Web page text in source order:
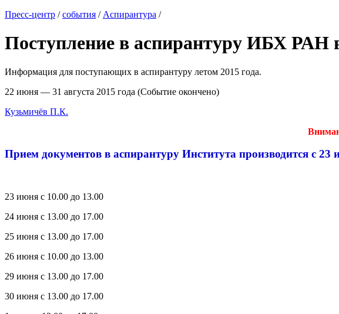
Пресс-центр /события / Аспирантура /
Поступление в аспирантуру ИБХ РАН
Информация для поступающих в аспирантуру летом 2015 года.
22 июня — 31 августа 2015 года (Событие окончено)
Кузьмичёв П.К.
Прием документов в аспирантуру Института производится с 23
23 июня с 10.00 до 13.00
24 июня с 13.00 до 17.00
25 июня с 13.00 до 17.00
26 июня с 10.00 до 13.00
29 июня с 13.00 до 17.00
30 июня с 13.00 до 17.00